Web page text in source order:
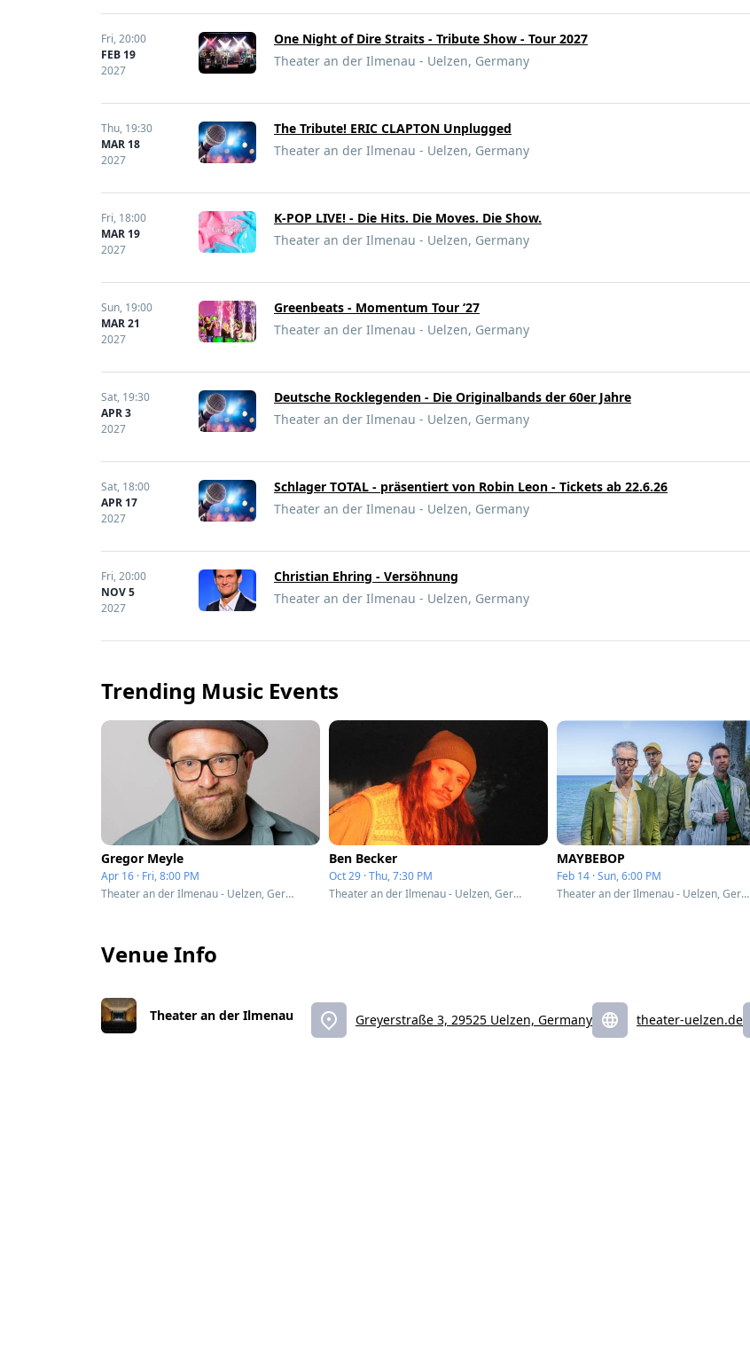
Fri,20:00
FEB 19
2027
One Night of Dire Straits - Tribute Show - Tour 2027
Theater an der Ilmenau - Uelzen, Germany
Thu, 19:30
MAR 18
2027
The Tribute! ERIC CLAPTON Unplugged
Theater an der Ilmenau - Uelzen, Germany
Fri, 18:00
MAR 19
2027
K-POP LIVE! - Die Hits. Die Moves. Die Show.
Theater an der Ilmenau - Uelzen, Germany
Sun, 19:00
MAR 21
2027
Greenbeats - Momentum Tour ‘27
Theater an der Ilmenau - Uelzen, Germany
Sat, 19:30
APR 3
2027
Deutsche Rocklegenden - Die Originalbands der 60er Jahre
Theater an der Ilmenau - Uelzen, Germany
Sat, 18:00
APR 17
2027
Schlager TOTAL - präsentiert von Robin Leon - Tickets ab 22.6.26
Theater an der Ilmenau - Uelzen, Germany
Fri,20:00
NOV 5
2027
Christian Ehring - Versöhnung
Theater an der Ilmenau - Uelzen, Germany
Trending Music Events
Gregor Meyle
Apr 16 · Fri, 8:00 PM
Theater an der Ilmenau - Uelzen, Germany
Ben Becker
Oct 29 · Thu, 7:30 PM
Theater an der Ilmenau - Uelzen, Germany
MAYBEBOP
Feb 14 · Sun, 6:00 PM
Theater an der Ilmenau - Uelzen, Germany
Venue Info
Theater an der Ilmenau Greyerstraße 3, 29525 Uelzen, Germany theater-uelzen.de